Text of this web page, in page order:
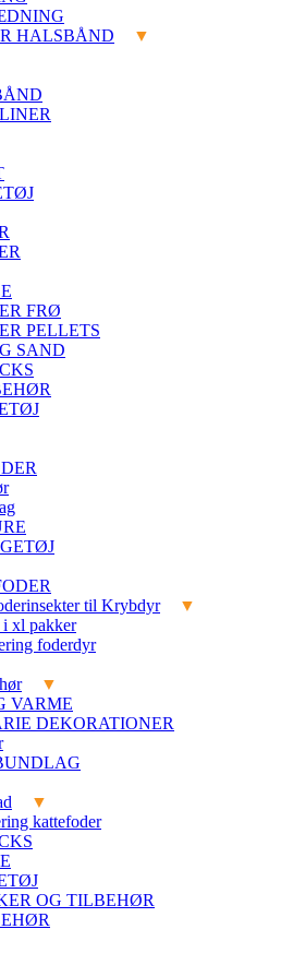
HALSBÅND
FRØ
PELLETS
SAND
til Krybdyr
i xl pakker
foderdyr
VARME
DEKORATIONER
kattefoder
OG TILBEHØR